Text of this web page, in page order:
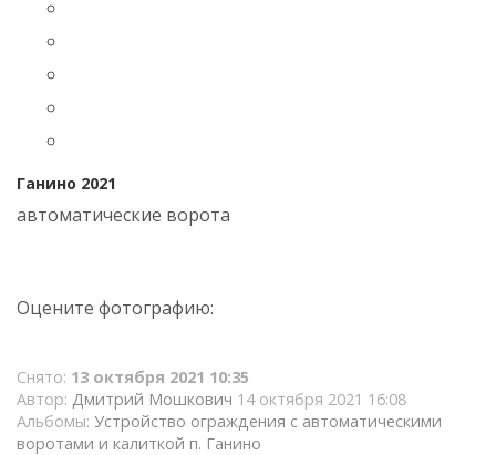
Ганино 2021
автоматические ворота
Оцените фотографию:
Снято: 13 октября 2021 10:35
Автор: Дмитрий Мошкович 14 октября 2021 16:08
Альбомы: Устройство ограждения с автоматическими
воротами и калиткой п. Ганино